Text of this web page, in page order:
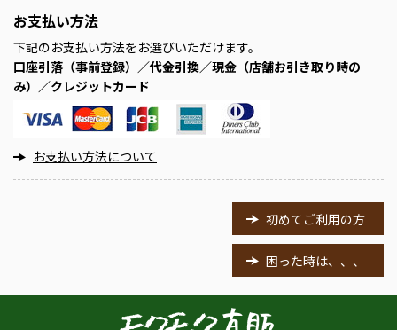
お支払い方法
下記のお支払い方法をお選びいただけます。
口座引落（事前登録）／代金引換／現金（店舗お引き取り時の
み）／クレジットカード
お支払い方法について
初めてご利用の方
困った時は、、、